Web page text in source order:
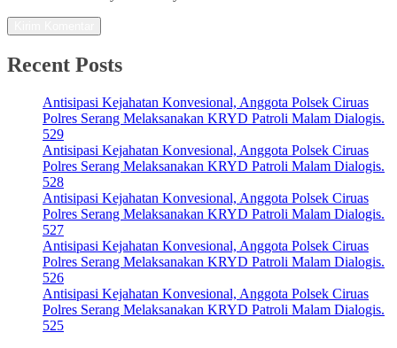
Recent Posts
Antisipasi Kejahatan Konvesional, Anggota Polsek Ciruas
Polres Serang Melaksanakan KRYD Patroli Malam Dialogis.
529
Antisipasi Kejahatan Konvesional, Anggota Polsek Ciruas
Polres Serang Melaksanakan KRYD Patroli Malam Dialogis.
528
Antisipasi Kejahatan Konvesional, Anggota Polsek Ciruas
Polres Serang Melaksanakan KRYD Patroli Malam Dialogis.
527
Antisipasi Kejahatan Konvesional, Anggota Polsek Ciruas
Polres Serang Melaksanakan KRYD Patroli Malam Dialogis.
526
Antisipasi Kejahatan Konvesional, Anggota Polsek Ciruas
Polres Serang Melaksanakan KRYD Patroli Malam Dialogis.
525